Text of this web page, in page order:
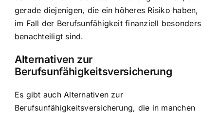
gerade diejenigen, die ein höheres Risiko haben,
im Fall der Berufsunfähigkeit finanziell besonders
benachteiligt sind.
Alternativen zur
Berufsunfähigkeitsversicherung
Es gibt auch Alternativen zur
Berufsunfähigkeitsversicherung, die in manchen